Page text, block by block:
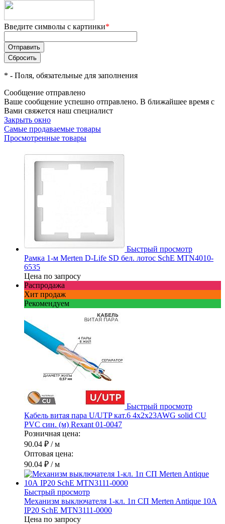
Введите символы с картинки*
* - Поля, обязательные для заполнения
Сообщение отправлено
Ваше сообщение успешно отправлено. В ближайшее время с
Вами свяжется наш специалист
Закрыть окно
Самые продаваемые товары
Просмотренные товары
Быстрый просмотр
Рамка 1-м Merten D-Life SD бел. лотос SchE MTN4010-
6535
Цена по запросу
Распродажа
Хит продаж
Рекомендуем
Быстрый просмотр
Кабель витая пара U/UTP кат.6 4х2х23AWG solid CU
PVC син. (м) Rexant 01-0047
Розничная цена:
90.04 ₽ / м
Оптовая цена:
90.04 ₽ / м
Быстрый просмотр
Механизм выключателя 1-кл. 1п СП Merten Antique 10А
IP20 SchE MTN3111-0000
Цена по запросу